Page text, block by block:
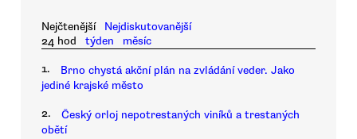
Nejčtenější
Nejdiskutovanější
24 hod
týden měsíc
1.
Brno chystá akční plán na zvládání veder. Jako
jediné krajské město
2.
Český orloj nepotrestaných viníků a trestaných
obětí